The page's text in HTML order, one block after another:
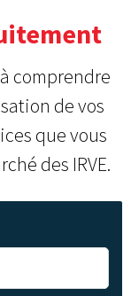
comprendre
de vos
que vous
des IRVE.